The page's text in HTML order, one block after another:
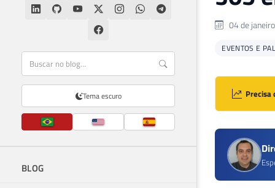
Tema escuro
BLOG
04 de
EVENTOS E
Precisa